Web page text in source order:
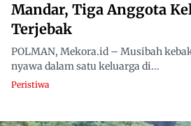
Mandar, Tiga Anggota
Terjebak
POLMAN, Mekora.id – Musibah
nyawa dalam satu keluarga di...
Peristiwa